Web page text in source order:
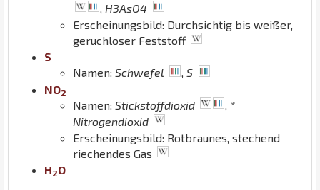
, H3AsO4
Erscheinungsbild: Durchsichtig bis weißer,
geruchloser Feststoff
S
Namen: Schwefel , S
NO2
Namen: Stickstoffdioxid
*
Nitrogendioxid
Erscheinungsbild: Rotbraunes, stechend
riechendes Gas
H2O